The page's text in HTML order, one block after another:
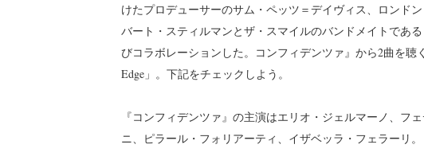
けたプロデューサーのサム・ペッツ＝デイヴィス、ロンド
バート・スティルマンとザ・スマイルのバンドメイトであ
びコラボレーションした。コンフィデンツァ』から2曲を聴
Edge」。下記をチェックしよう。
『コンフィデンツァ』の主演はエリオ・ジェルマーノ、フ
ニ、ピラール・フォリアーティ、イザベッラ・フェラーリ。